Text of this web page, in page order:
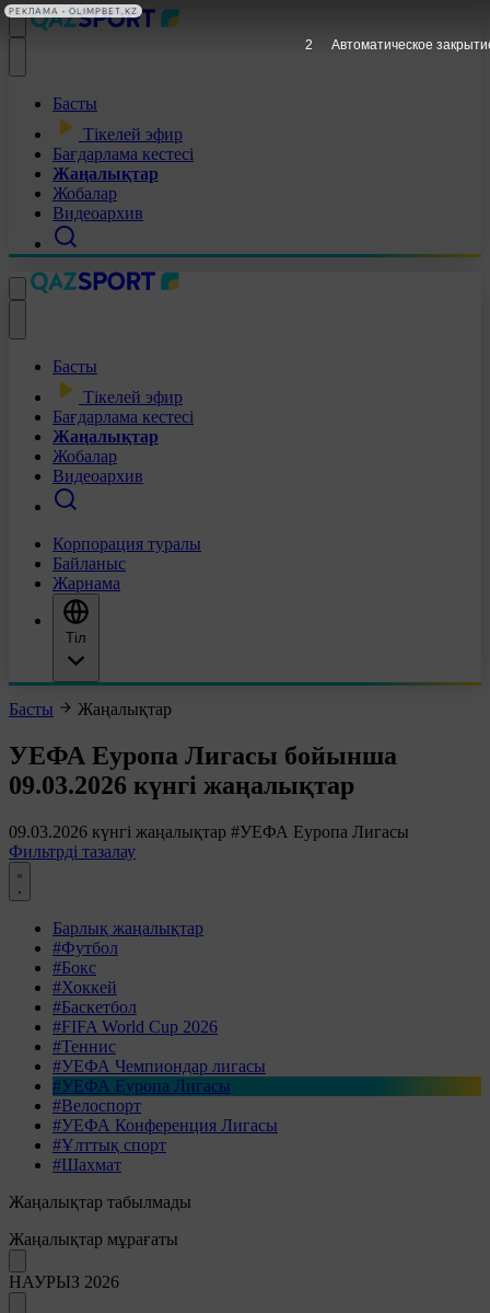
Басты
Тікелей эфир
Бағдарлама кестесі
Жаңалықтар
Жобалар
Видеоархив
Басты
Тікелей эфир
Бағдарлама кестесі
Жаңалықтар
Жобалар
Видеоархив
Корпорация туралы
Байланыс
Жарнама
Тіл
Басты Жаңалықтар
УЕФА Еуропа Лигасы бойынша
09.03.2026 күнгі жаңалықтар
09.03.2026 күнгі жаңалықтар #УЕФА Еуропа Лигасы
Фильтрді тазалау
Барлық жаңалықтар
#Футбол
#Бокс
#Хоккей
#Баскетбол
#FIFA World Cup 2026
#Теннис
#УЕФА Чемпиондар лигасы
#УЕФА Еуропа Лигасы
#Велоспорт
#УЕФА Конференция Лигасы
#Ұлттық спорт
#Шахмат
Жаңалықтар табылмады
Жаңалықтар мұрағаты
НАУРЫЗ 2026
1 Автоматическое
РЕКЛАМА • OLIMPBET.KZ